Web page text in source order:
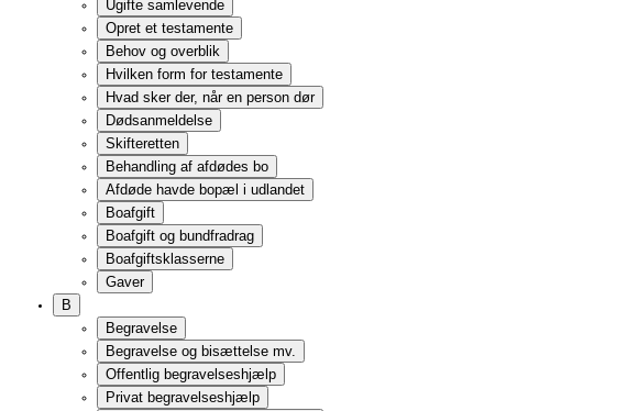
Anke af afgørelse
Handicapparkeringskort
Bolig
Andelsboliger
Private andelsboliger
Andelsboligforeningen
Køb og salg af andelsbolig
Bofællesskaber
Boligskift
Grund til at flytte?
Boligformer og økonomisk støtte
Boligstøtte
Satser 2026
Hvad indgår i beregning af boligstøtte?
Beregning af boligstøtte
Ansøgning og udbetaling
Boligstøtte til andels- og ejerboliger